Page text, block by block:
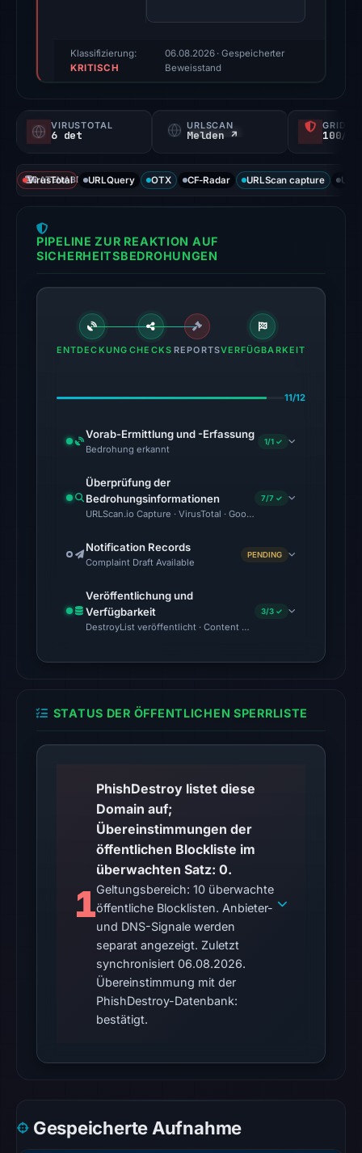
score,
probability).
6
VirusTotal
engines
flagged
domain
on
at
22:28
No
conclusive
timestamped
HTTP
is
available;
reachability
Other
external
blocklist
matches
were
recorded
in
the
snapshot
from
Aug
6,
Google
Safe
Browsing
Klassifizierung:
KRITISCH
06.08.2026· Gespeicherter
Beweisstand
VIRUSTOTAL
6 det
URLSCAN
Melden ↗ 100/
DATENABDECKUNG
VirusTotal URLQuery OTX CF-Radar URLScan capture
PIPELINE ZUR REAKTION AUF
SICHERHEITSBEDROHUNGEN
ENTDECKUNG CHECKS REPORTSVERFÜGBARKEIT
11/12
Vorab-Ermittlung und -Erfassung
Bedrohung erkannt
1/1 ✓
Überprüfung der
Bedrohungsinformationen
URLScan.io Capture · VirusTotal · Google Safe Browsing ·
7/7 ✓
Notification Records
Complaint Draft Available
PENDING
Veröffentlichung und
Verfügbarkeit
DestroyList veröffentlicht · Content Observed Unavailable ·
3/3 ✓
STATUS DER ÖFFENTLICHEN SPERRLISTE
1
PhishDestroy listet diese
Domain auf;
Übereinstimmungen der
öffentlichen Blockliste im
überwachten Satz: 0.
Geltungsbereich: 10 überwachte
öffentliche Blocklisten. Anbieter-
und DNS-Signale werden
separat angezeigt. Zuletzt
synchronisiert 06.08.2026.
Übereinstimmung mit der
PhishDestroy-Datenbank:
bestätigt.
Gespeicherte Aufnahme